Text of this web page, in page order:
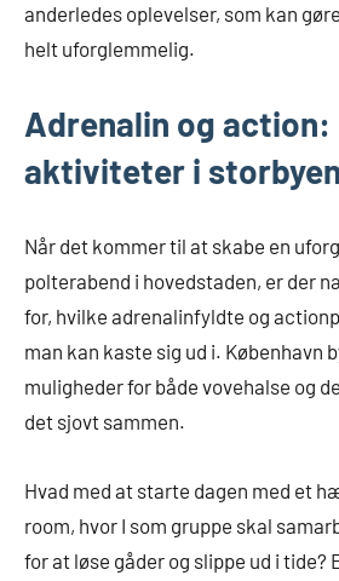
anderledes oplevelser, som kan
helt uforglemmelig.
Adrenalin og action:
aktiviteter i storbyen
Når det kommer til at skabe en
polterabend i hovedstaden, er der
for, hvilke adrenalinfyldte og
man kan kaste sig ud i. København
muligheder for både vovehalse og
det sjovt sammen.
Hvad med at starte dagen med et
room, hvor I som gruppe skal
for at løse gåder og slippe ud i tide?